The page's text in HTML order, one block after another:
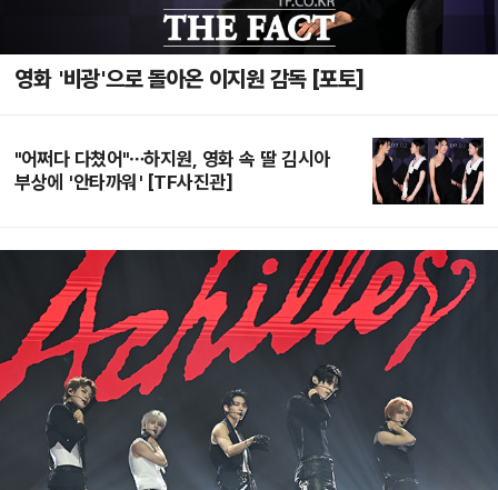
영화 '비광'으로 돌아온 이지원 감독 [포토]
"어쩌다 다쳤어"…하지원, 영화 속 딸 김시아
부상에 '안타까워' [TF사진관]